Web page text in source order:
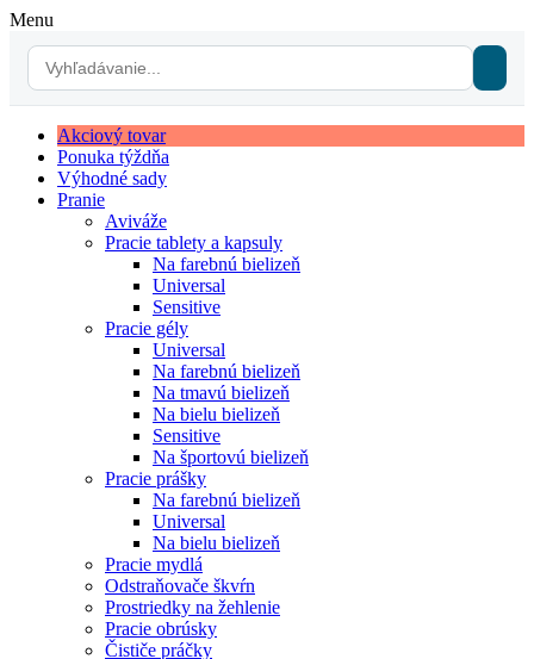
Menu
Akciový tovar
Ponuka týždňa
Výhodné sady
Pranie
Aviváže
Pracie tablety a kapsuly
Na farebnú bielizeň
Universal
Sensitive
Pracie gély
Universal
Na farebnú bielizeň
Na tmavú bielizeň
Na bielu bielizeň
Sensitive
Na športovú bielizeň
Pracie prášky
Na farebnú bielizeň
Universal
Na bielu bielizeň
Pracie mydlá
Odstraňovače škvŕn
Prostriedky na žehlenie
Pracie obrúsky
Čističe práčky